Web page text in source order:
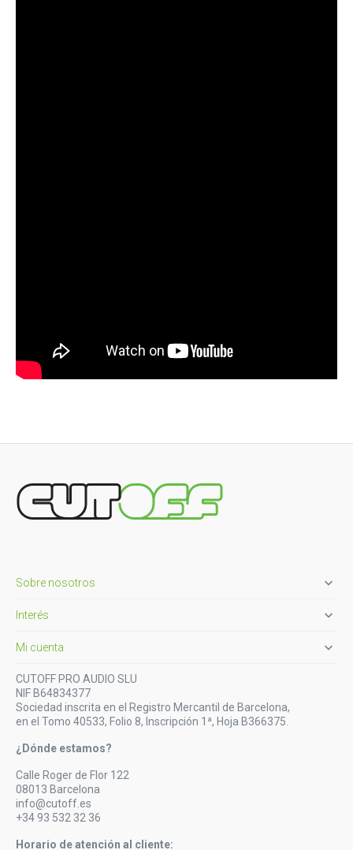
Sobre nosotros 
Interés 
Mi cuenta 
CUTOFF PRO AUDIO SLU
NIF B64834377
Sociedad inscrita en el Registro Mercantil de Barcelona,
en el Tomo 40533, Folio 8, Inscripción 1ª, Hoja B366375.
¿Dónde estamos?
Calle Roger de Flor 122
08013 Barcelona
info@cutoff.es
+34 93 532 32 36
Horario de atención al cliente: